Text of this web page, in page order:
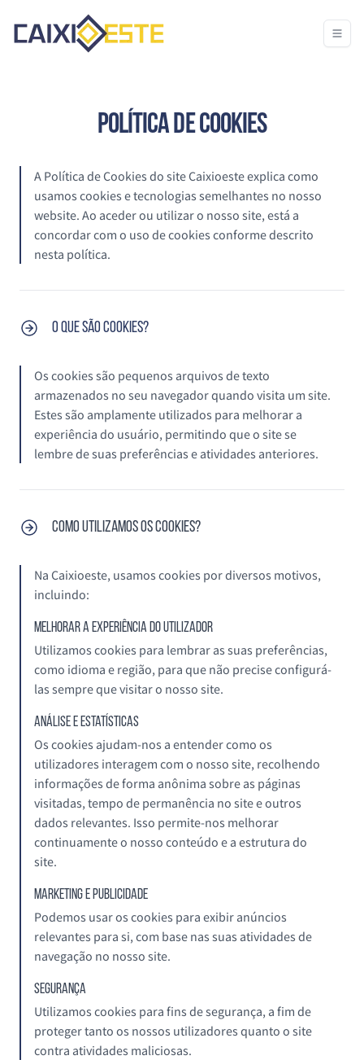
POLÍTICA DE COOKIES
A Política de Cookies do site Caixioeste explica como
usamos cookies e tecnologias semelhantes no nosso
website. Ao aceder ou utilizar o nosso site, está a
concordar com o uso de cookies conforme descrito
nesta política.
O que são cookies?
Os cookies são pequenos arquivos de texto
armazenados no seu navegador quando visita um site.
Estes são amplamente utilizados para melhorar a
experiência do usuário, permitindo que o site se
lembre de suas preferências e atividades anteriores.
Como utilizamos os cookies?
Na Caixioeste, usamos cookies por diversos motivos,
incluindo:
Melhorar a experiência do utilizador
Utilizamos cookies para lembrar as suas preferências,
como idioma e região, para que não precise configurá-
las sempre que visitar o nosso site.
Análise e Estatísticas
Os cookies ajudam-nos a entender como os
utilizadores interagem com o nosso site, recolhendo
informações de forma anônima sobre as páginas
visitadas, tempo de permanência no site e outros
dados relevantes. Isso permite-nos melhorar
continuamente o nosso conteúdo e a estrutura do
site.
Marketing e Publicidade
Podemos usar os cookies para exibir anúncios
relevantes para si, com base nas suas atividades de
navegação no nosso site.
Segurança
Utilizamos cookies para fins de segurança, a fim de
proteger tanto os nossos utilizadores quanto o site
contra atividades maliciosas.